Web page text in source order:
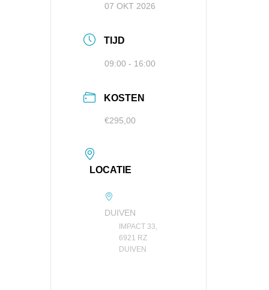
07 OKT 2026
TIJD
09:00 - 16:00
KOSTEN
€295,00
LOCATIE
DUIVEN
IMPACT 33,
6921 RZ
DUIVEN